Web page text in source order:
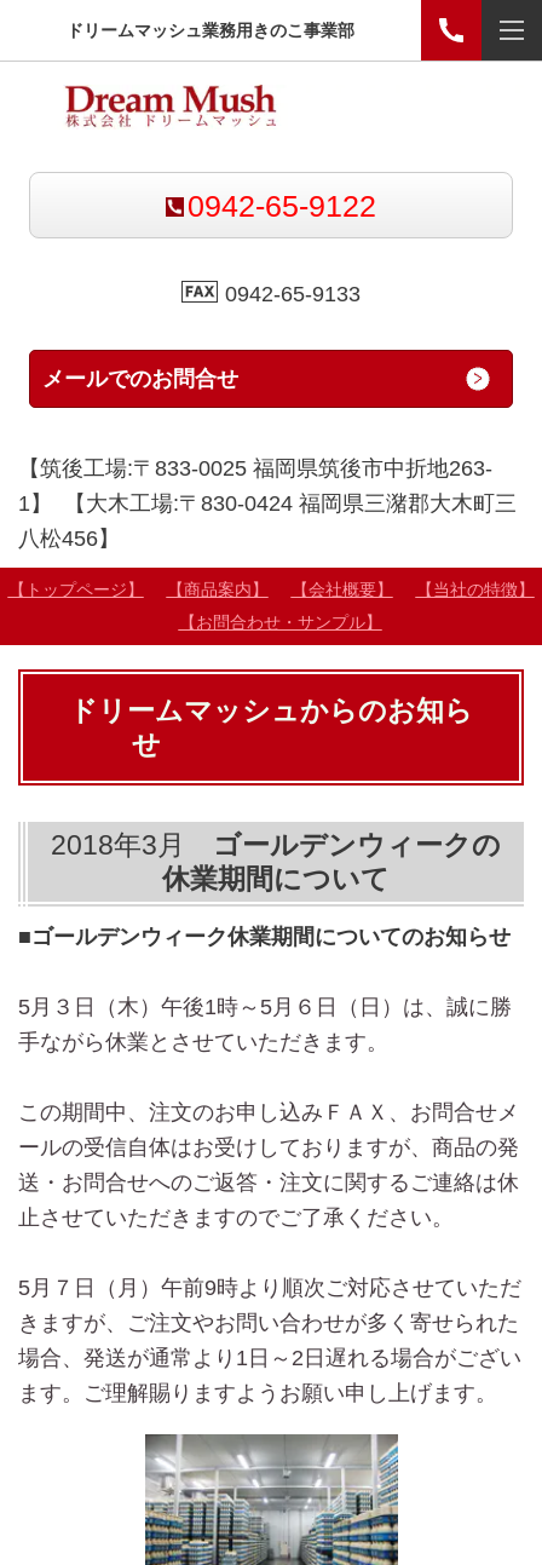
ドリームマッシュ業務用きのこ事業部
0942-65-9122
0942-65-9133
メールでのお問合せ
【筑後工場:〒833-0025 福岡県筑後市中折地263-
1】 【大木工場:〒830-0424 福岡県三潴郡大木町三
八松456】
【トップページ】 【商品案内】 【会社概要】
【当社の特徴】
【お問合わせ・サンプル】
ドリームマッシュからのお知ら
せ
2018年3月
ゴールデンウィークの
休業期間について
■ゴールデンウィーク休業期間についてのお知らせ
5月３日（木）午後1時～5月６日（日）は、誠に勝
手ながら休業とさせていただきます。
この期間中、注文のお申し込みＦＡＸ、お問合せメ
ールの受信自体はお受けしておりますが、商品の発
送・お問合せへのご返答・注文に関するご連絡は休
止させていただきますのでご了承ください。
5月７日（月）午前9時より順次ご対応させていただ
きますが、ご注文やお問い合わせが多く寄せられた
場合、発送が通常より1日～2日遅れる場合がござい
ます。ご理解賜りますようお願い申し上げます。